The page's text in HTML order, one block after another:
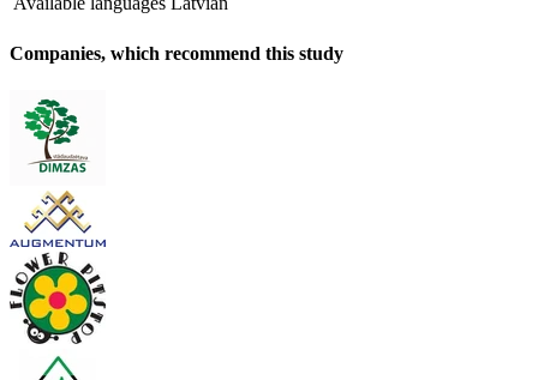
Companies, which recommend this study